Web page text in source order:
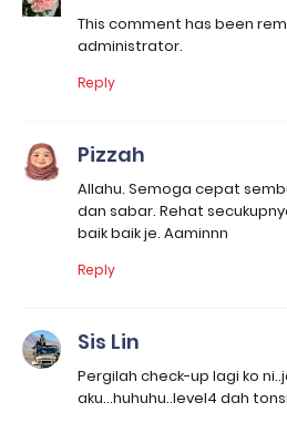
This comment has been
administrator.
Reply
Pizzah
Allahu. Semoga cepat
dan sabar. Rehat
baik baik je. Aaminnn
Reply
Sis Lin
Pergilah check-up lagi ko
aku...huhuhu..level4 dah